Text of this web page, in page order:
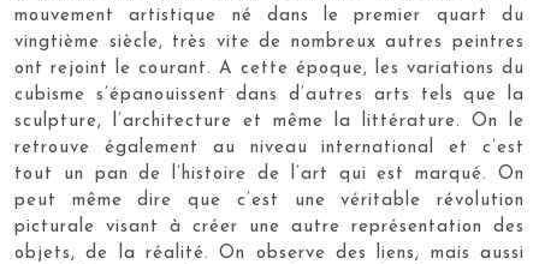
mouvement artistique né dans le premier quart du
vingtième siècle, très vite de nombreux autres peintres
ont rejoint le courant. A cette époque, les variations du
cubisme s’épanouissent dans d’autres arts tels que la
sculpture, l’architecture et même la littérature. On le
retrouve également au niveau international et c’est
tout un pan de l’histoire de l’art qui est marqué. On
peut même dire que c’est une véritable révolution
picturale visant à créer une autre représentation des
objets, de la réalité. On observe des liens, mais aussi